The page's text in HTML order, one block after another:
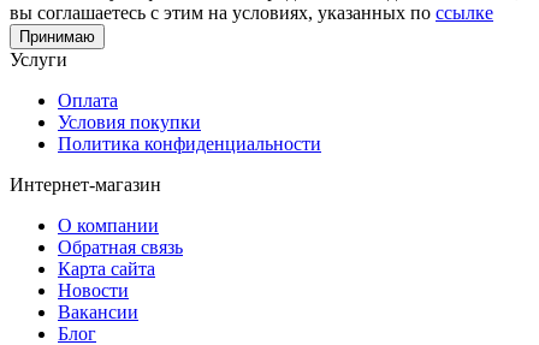
вы соглашаетесь с этим на условиях, указанных по ссылке
Принимаю
Услуги
Оплата
Условия покупки
Политика конфиденциальности
Интернет-магазин
О компании
Обратная связь
Карта сайта
Новости
Вакансии
Блог